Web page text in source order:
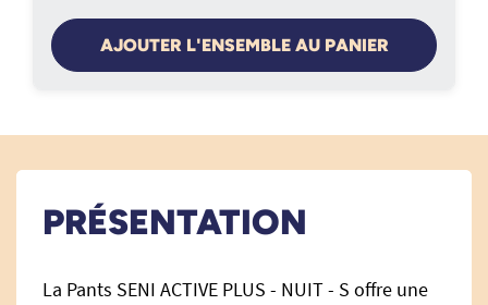
AJOUTER L'ENSEMBLE AU PANIER
PRÉSENTATION
La Pants SENI ACTIVE PLUS - NUIT - S offre une